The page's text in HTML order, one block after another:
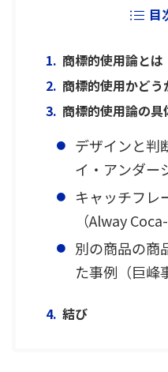
目
商標的使用論とは
商標的使用かど
商標的使用論の具
デザインと判
イ・アンダー
キャッチフレ
（Alway
別の商品の商
た事例（巨峰
結び